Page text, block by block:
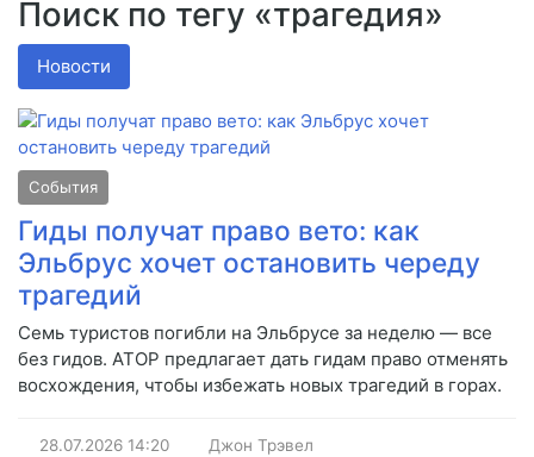
Поиск по тегу «трагедия»
Новости
События
Гиды получат право вето: как
Эльбрус хочет остановить череду
трагедий
Семь туристов погибли на Эльбрусе за неделю — все
без гидов. АТОР предлагает дать гидам право отменять
восхождения, чтобы избежать новых трагедий в горах.
28.07.2026 14:20 Джон Трэвел